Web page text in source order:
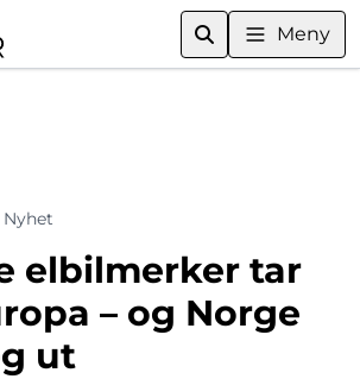
Meny
Nyhet
elbilmerker tar
– og Norge
ut